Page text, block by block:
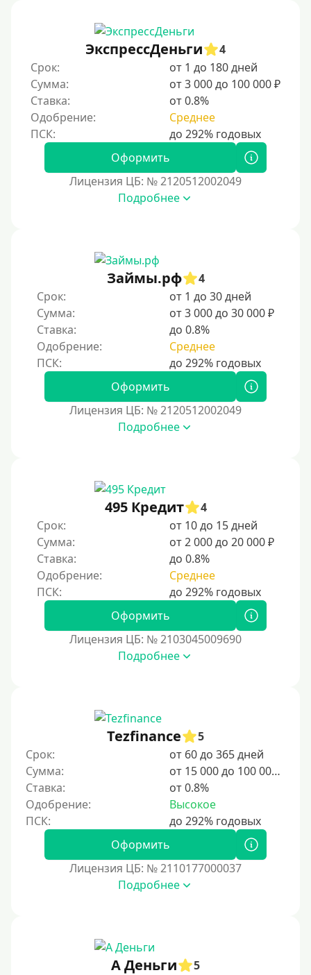
С ежемесячным платежом
Под низкий процент
Без процентов
Первый кредит без переплаты
Без процентов на 30 дней
Без страховок и комиссий
Повторный
Надежные
Без обмана
Без предоплат
Без электронной почты
С автоматическим одобрением
Без номера телефона
Без звонков и проверок
Ночью
На карту круглосуточно
24/7
Деньги в долг
В долг на карту
5 дней
На неделю
10 дней
2 недели
15 дней
30 дней без процентов
ЭкспрессДеньги
4
Срок:
от 1 до 180 дней
Сумма:
от 3 000 до 100 000 ₽
Ставка:
от 0.8%
Одобрение:
Среднее
Оформить
Лицензия ЦБ: № 2120512002049
Подробнее
Займы.рф
4
Срок:
от 1 до 30 дней
Сумма:
от 3 000 до 30 000 ₽
Ставка:
до 0.8%
Одобрение:
Среднее
Оформить
Лицензия ЦБ: № 2120512002049
Подробнее
495 Кредит
4
Срок:
от 10 до 15 дней
Сумма:
от 2 000 до 20 000 ₽
Ставка:
до 0.8%
Одобрение:
Среднее
Оформить
Лицензия ЦБ: № 2103045009690
Подробнее
Tezfinance
5
Срок:
от 60 до 365 дней
Сумма:
от 15 000 до 100 000 ₽
Ставка:
от 0.8%
Одобрение:
Высокое
Оформить
Лицензия ЦБ: № 2110177000037
Подробнее
А Деньги
5